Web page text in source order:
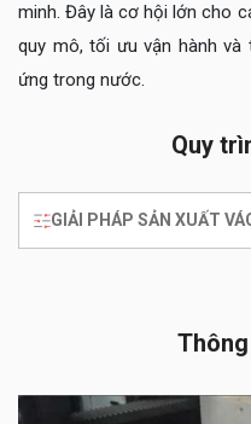
minh. Đây là cơ hội lớn cho
quy mô, tối ưu vận hành và
ứng trong nước.
Quy
GIẢI PHÁP SẢN XUẤT